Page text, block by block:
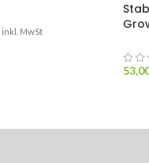
inkl. MwSt